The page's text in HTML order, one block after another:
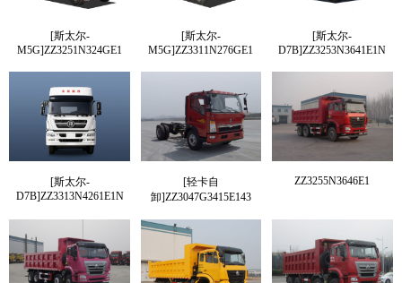
[斯太尔-
M5G]ZZ3251N324GE1
[斯太尔-
M5G]ZZ3311N276GE1
[斯太尔-
D7B]ZZ3253N3641E1N
[斯太尔-
D7B]ZZ3313N4261E1N
[轻卡自
卸]ZZ3047G3415E143
ZZ3255N3646E1